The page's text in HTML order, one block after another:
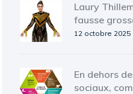
Laury
fausse
pression
12 octobre 2025
En dehors
sociaux,